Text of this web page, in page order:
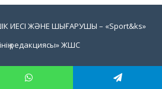
ИЕСІ ЖӘНЕ ШЫҒАРУШЫ – «Sport&ks»
редакциясы» ЖШС